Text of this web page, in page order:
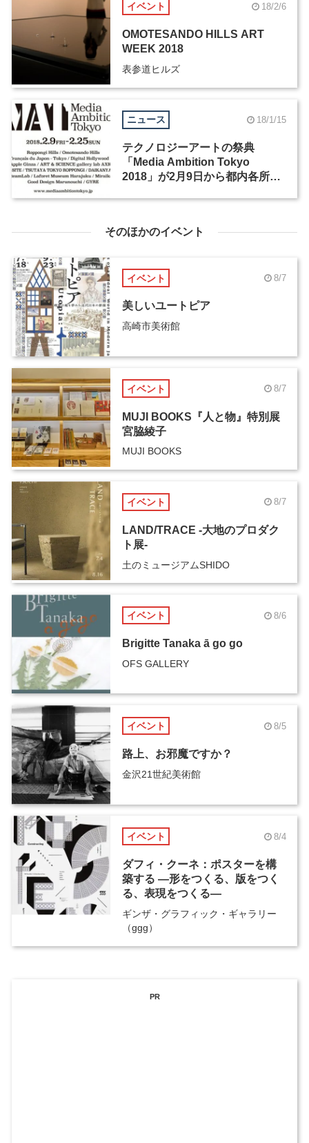
イベント 18/2/6
OMOTESANDO HILLS ART
WEEK 2018
表参道ヒルズ
ニュース 18/1/15
テクノロジーアートの祭典
「Media Ambition Tokyo
2018」が2月9日から都内各所で
そのほかのイベント
イベント 8/7
美しいユートピア
高崎市美術館
イベント 8/7
MUJI BOOKS『人と物』特別展
宮脇綾子
MUJI BOOKS
イベント 8/7
LAND/TRACE -大地のプロダク
ト展-
土のミュージアムSHIDO
イベント 8/6
Brigitte Tanaka ā go go
OFS GALLERY
イベント 8/5
路上、お邪魔ですか？
金沢21世紀美術館
イベント 8/4
ダフィ・クーネ：ポスターを構
築する ―形をつくる、版をつく
る、表現をつくる―
ギンザ・グラフィック・ギャラリー
（ggg）
PR